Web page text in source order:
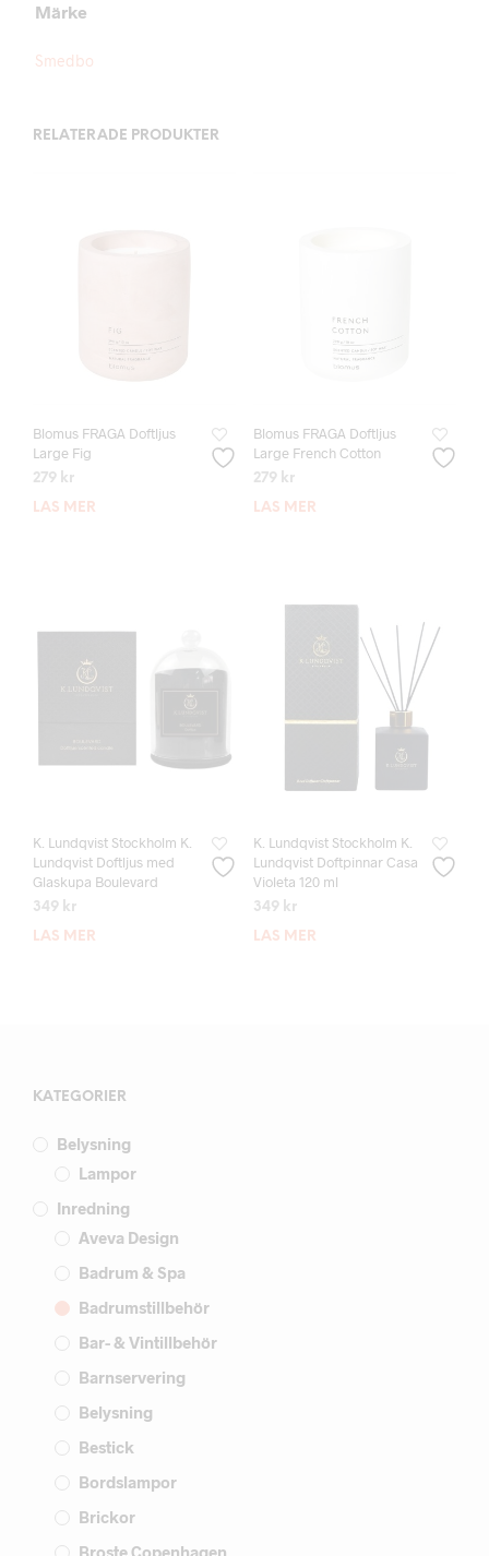
Märke
Smedbo
RELATERADE PRODUKTER
Blomus FRAGA Doftljus
Large Fig
279 kr
LÄS MER
Blomus FRAGA Doftljus
Large French Cotton
279 kr
LÄS MER
K. Lundqvist Stockholm K.
Lundqvist Doftljus med
Glaskupa Boulevard
349 kr
LÄS MER
K. Lundqvist Stockholm K.
Lundqvist Doftpinnar Casa
Violeta 120 ml
349 kr
LÄS MER
KATEGORIER
Belysning
Lampor
Inredning
Aveva Design
Badrum & Spa
Badrumstillbehör
Bar- & Vintillbehör
Barnservering
Belysning
Bestick
Bordslampor
Brickor